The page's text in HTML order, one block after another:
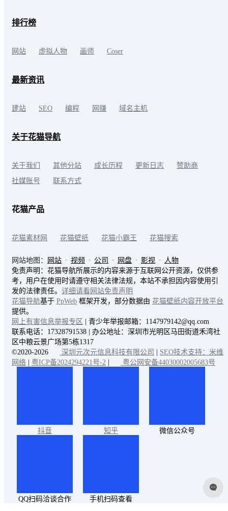
排行榜
网站 虚拟人物 画师 Coser
最新资讯
建站 SEO 编程 网赚 域名主机
关于花猫导航
关于我们 其他分站 成长历程 更新日志
赞助商
社媒账号
联系方式
花猫产品
花猫素材网 花猫壁纸 花猫小霸王 花猫搜索
网站地图： 网站 视频 公司 网盘 影视
人物
免责声明：花猫导航所展示的内容来源于互联网公开资源，仅供参
考，用户在使用时请遵守相关法律法规，本站不承担因内容使用引
发的法律责任。 详细请看网站免责声明
花猫导航基于 PpWeb 框架开发，部分数据由 花猫壁纸内容开放平台
提供。
网上有害信息举报专区 | 青少年举报邮箱：1147979142@qq.com
联系电话：17328791538 | 办公地址：深圳市光明区马田街道禾湾社
区中粮云景广场第5栋1317
©2020-2026
深圳元次元信息科技有限公司 | SEO技术支持：米维
网络 | 粤ICP备2024294221号-2 | 粤公网安备44030002005683号
抖音 知乎 微信公众号
QQ扫码洽谈合作 手机扫码查看